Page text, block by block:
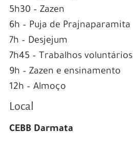
5h30 – Zazen
6h – Puja de Prajnaparamita
7h – Desjejum
7h45 – Trabalhos voluntários
9h – Zazen e ensinamento
12h – Almoço
Local
CEBB Darmata